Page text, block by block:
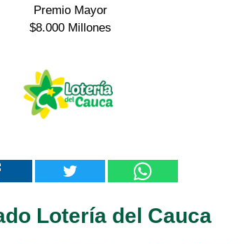
Premio Mayor
$8.000 Millones
Lotería del Cauca